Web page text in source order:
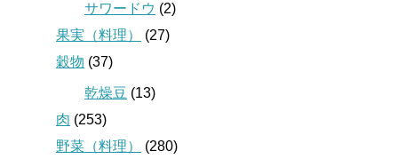
サワードウ (2)
果実（料理）
(27)
穀物 (37)
乾燥豆 (13)
肉 (253)
野菜（料理）
(280)